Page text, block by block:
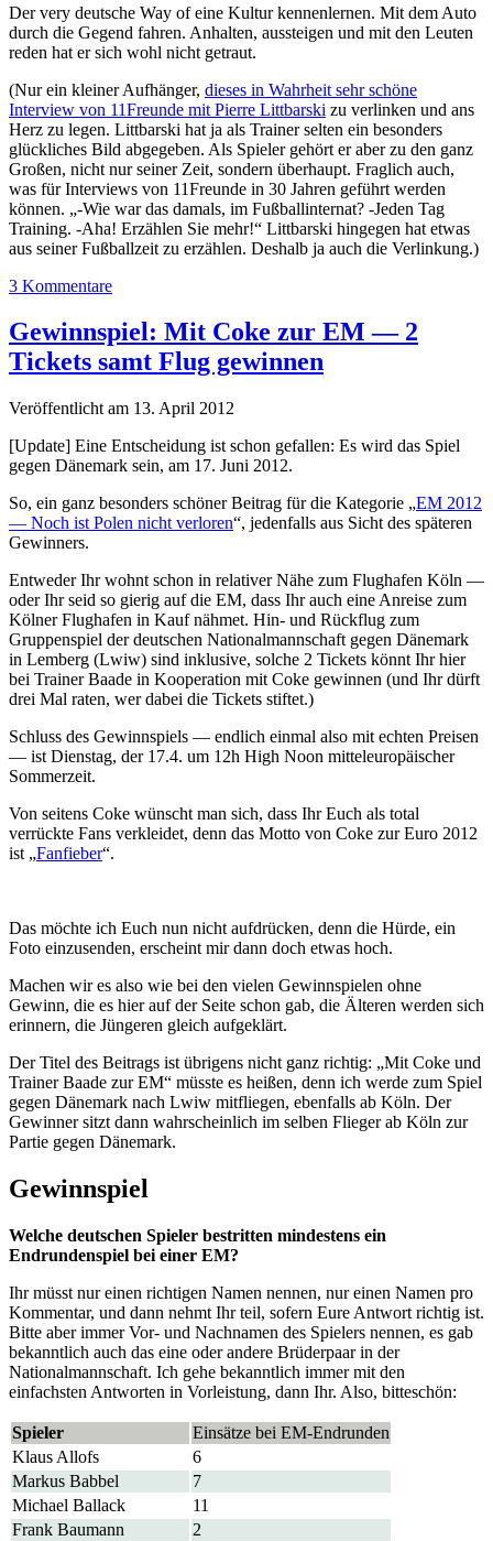
Der very deutsche Way of eine Kultur kennenlernen. Mit dem Auto
durch die Gegend fahren. Anhalten, aussteigen und mit den Leuten
reden hat er sich wohl nicht getraut.
(Nur ein kleiner Aufhänger, dieses in Wahrheit sehr schöne
Interview von 11Freunde mit Pierre Littbarski zu verlinken und ans
Herz zu legen. Littbarski hat ja als Trainer selten ein besonders
glückliches Bild abgegeben. Als Spieler gehört er aber zu den ganz
Großen, nicht nur seiner Zeit, sondern überhaupt. Fraglich auch,
was für Interviews von 11Freunde in 30 Jahren geführt werden
können. „-Wie war das damals, im Fußballinternat? -Jeden Tag
Training. -Aha! Erzählen Sie mehr!“ Littbarski hingegen hat etwas
aus seiner Fußballzeit zu erzählen. Deshalb ja auch die Verlinkung.)
3 Kommentare
Gewinnspiel: Mit Coke zur EM — 2
Tickets samt Flug gewinnen
Veröffentlicht am 13. April 2012
[Update] Eine Entscheidung ist schon gefallen: Es wird das Spiel
gegen Dänemark sein, am 17. Juni 2012.
So, ein ganz besonders schöner Beitrag für die Kategorie „EM 2012
— Noch ist Polen nicht verloren“, jedenfalls aus Sicht des späteren
Gewinners.
Entweder Ihr wohnt schon in relativer Nähe zum Flughafen Köln —
oder Ihr seid so gierig auf die EM, dass Ihr auch eine Anreise zum
Kölner Flughafen in Kauf nähmet. Hin- und Rückflug zum
Gruppenspiel der deutschen Nationalmannschaft gegen Dänemark
in Lemberg (Lwiw) sind inklusive, solche 2 Tickets könnt Ihr hier
bei Trainer Baade in Kooperation mit Coke gewinnen (und Ihr dürft
drei Mal raten, wer dabei die Tickets stiftet.)
Schluss des Gewinnspiels — endlich einmal also mit echten Preisen
— ist Dienstag, der 17.4. um 12h High Noon mitteleuropäischer
Sommerzeit.
Von seitens Coke wünscht man sich, dass Ihr Euch als total
verrückte Fans verkleidet, denn das Motto von Coke zur Euro 2012
ist „Fanfieber“.
Das möchte ich Euch nun nicht aufdrücken, denn die Hürde, ein
Foto einzusenden, erscheint mir dann doch etwas hoch.
Machen wir es also wie bei den vielen Gewinnspielen ohne
Gewinn, die es hier auf der Seite schon gab, die Älteren werden sich
erinnern, die Jüngeren gleich aufgeklärt.
Der Titel des Beitrags ist übrigens nicht ganz richtig: „Mit Coke und
Trainer Baade zur EM“ müsste es heißen, denn ich werde zum Spiel
gegen Dänemark nach Lwiw mitfliegen, ebenfalls ab Köln. Der
Gewinner sitzt dann wahrscheinlich im selben Flieger ab Köln zur
Partie gegen Dänemark.
Gewinnspiel
Welche deutschen Spieler bestritten mindestens ein
Endrundenspiel bei einer EM?
Ihr müsst nur einen richtigen Namen nennen, nur einen Namen pro
Kommentar, und dann nehmt Ihr teil, sofern Eure Antwort richtig ist.
Bitte aber immer Vor- und Nachnamen des Spielers nennen, es gab
bekanntlich auch das eine oder andere Brüderpaar in der
Nationalmannschaft. Ich gehe bekanntlich immer mit den
einfachsten Antworten in Vorleistung, dann Ihr. Also, bitteschön:
Spieler
Einsätze bei EM-Endrunden
Klaus Allofs
6
Markus Babbel
7
Michael Ballack
11
Frank Baumann
2